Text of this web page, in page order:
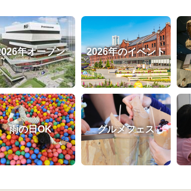
年オープン 2026年のイベント
雨の日OK グルメフェス